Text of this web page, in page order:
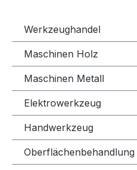
Werkzeughandel
Maschinen Holz
Maschinen Metall
Elektrowerkzeug
Handwerkzeug
Oberflächenbehandlung